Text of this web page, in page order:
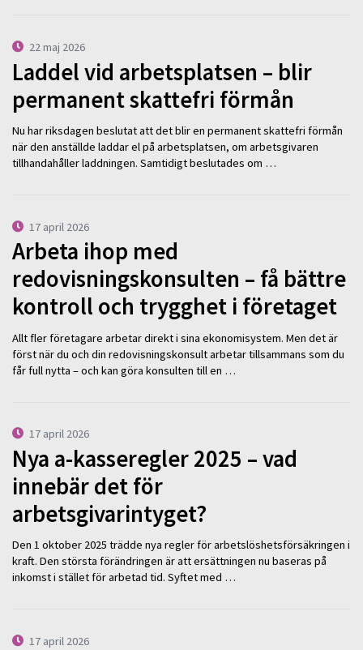
22 maj 2026
Laddel vid arbetsplatsen – blir
permanent skattefri förmån
Nu har riksdagen beslutat att det blir en permanent skattefri förmån
när den anställde laddar el på arbetsplatsen, om arbetsgivaren
tillhandahåller laddningen. Samtidigt beslutades om …
17 april 2026
Arbeta ihop med
redovisningskonsulten – få bättre
kontroll och trygghet i företaget
Allt fler företagare arbetar direkt i sina ekonomisystem. Men det är
först när du och din redovisningskonsult arbetar tillsammans som du
får full nytta – och kan göra konsulten till en …
17 april 2026
Nya a-kasseregler 2025 – vad
innebär det för
arbetsgivarintyget?
Den 1 oktober 2025 trädde nya regler för arbetslöshetsförsäkringen i
kraft. Den största förändringen är att ersättningen nu baseras på
inkomst i stället för arbetad tid. Syftet med …
17 april 2026